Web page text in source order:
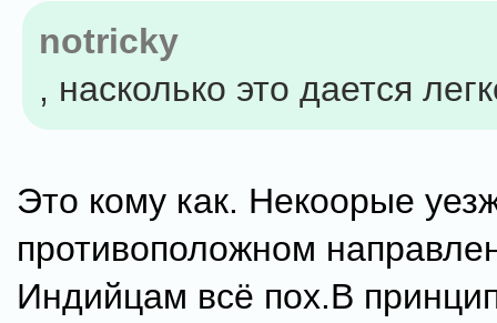
notricky
, насколько это дается
Это кому как. Некоорые
противоположном
Индийцам всё пох.В